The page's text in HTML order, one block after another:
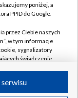
poniżej, a
PPID do Google.
przez Ciebie naszych
w tym informacje
sygnalizatory
świadczenie